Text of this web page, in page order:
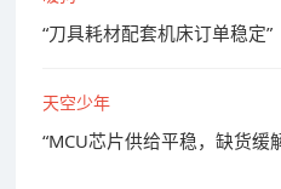
“刀具耗材配套机床订单稳定”
天空少年
“MCU芯片供给平稳，缺货缓